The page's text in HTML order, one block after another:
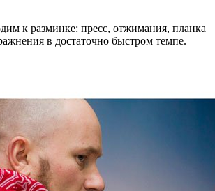
к разминке: пресс, отжимания, планка
в достаточно быстром темпе.